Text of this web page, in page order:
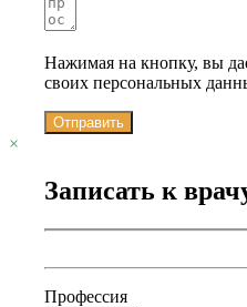
Нажимая на кнопку, вы
своих персональных
Отправить
×
Записать к
Профессия